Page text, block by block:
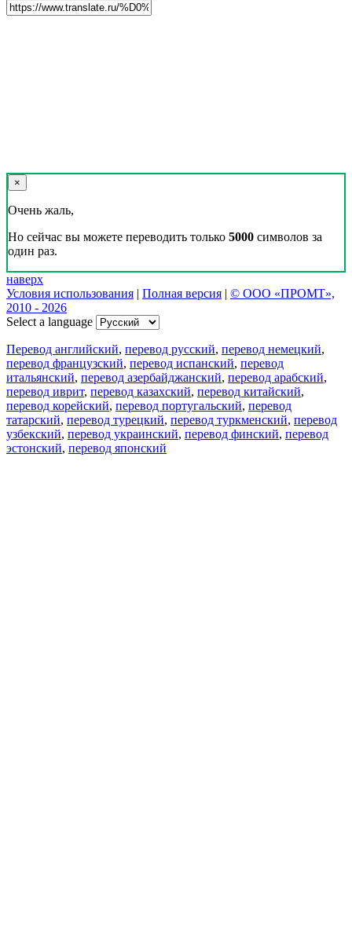
×
Очень жаль,
Но сейчас вы можете переводить только 5000 символов за
один раз.
наверх
Условия использования | Полная версия | © ООО «ПРОМТ»,
2010 - 2026
Select a language
Перевод английский, перевод русский, перевод немецкий,
перевод французский, перевод испанский, перевод
итальянский, перевод азербайджанский, перевод арабский,
перевод иврит, перевод казахский, перевод китайский,
перевод корейский, перевод португальский, перевод
татарский, перевод турецкий, перевод туркменский, перевод
узбекский, перевод украинский, перевод финский, перевод
эстонский, перевод японский